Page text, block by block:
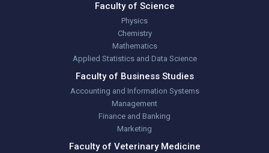
Faculty of Science
Physics
Chemistry
Mathematics
Applied Statistics and Data Science
Faculty of Business Studies
Accounting and Information Systems
Management
Finance and Banking
Marketing
Faculty of Veterinary Medicine